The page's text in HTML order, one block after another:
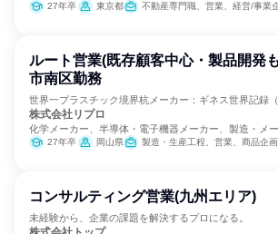
27年卒 東京都 不動産専門職、営業、経営/事業
ルート営業(既存顧客中心・製品開発
市南区勤務
世界一プラスチック境界杭メーカー：ギネス世界記録
株式会社リプロ
化学メーカー、半導体・電子機器メーカー、製造・メ
27年卒 岡山県 製造・生産工程、営業、商品企画
コンサルティング営業(九州エリア)
未経験から、企業の課題を解決するプロになる。